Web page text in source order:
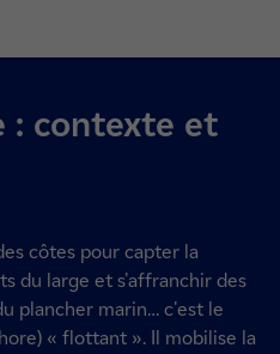
: contexte et
côtes pour capter la
du large et s'affranchir des
plancher marin… c'est le
« flottant ». Il mobilise la